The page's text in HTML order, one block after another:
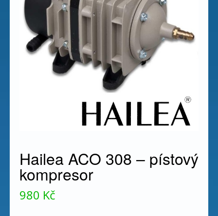
Hailea ACO 308 – pístový
kompresor
980 Kč